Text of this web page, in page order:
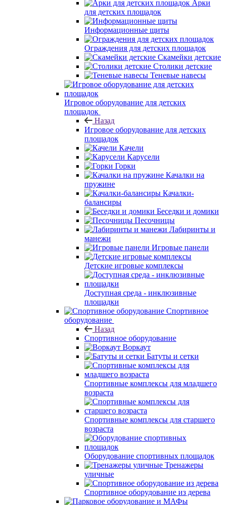
Арки
для детских площадок
Информационные щиты
Ограждения для детских площадок
Скамейки детские
Столики детские
Теневые навесы
Игровое оборудование для детских
площадок
Назад
Игровое оборудование для детских
площадок
Качели
Карусели
Горки
Качалки на
пружине
Качалки-
балансиры
Беседки и домики
Песочницы
Лабиринты и
манежи
Игровые панели
Детские игровые комплексы
Доступная среда - инклюзивные
площадки
Спортивное
оборудование
Назад
Спортивное оборудование
Воркаут
Батуты и сетки
Спортивные комплексы для младшего
возраста
Спортивные комплексы для старшего
возраста
Оборудование спортивных площадок
Тренажеры
уличные
Спортивное оборудование из дерева